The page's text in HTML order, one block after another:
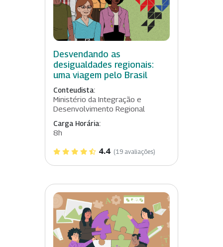
Desvendando as
desigualdades regionais:
uma viagem pelo Brasil
Conteudista:
Ministério da Integração e
Desenvolvimento Regional
Carga Horária:
8h
4.4 (19 avaliações)